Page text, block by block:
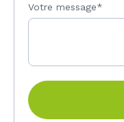
Votre message*